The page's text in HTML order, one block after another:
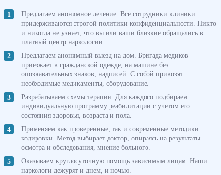
Предлагаем анонимное лечение. Все сотрудники клиники
придерживаются строгой политики конфиденциальности. Никто
и никогда не узнает, что вы или ваши близкие обращались в
платный центр наркологии.
Предлагаем анонимный выезд на дом. Бригада медиков
приезжает в гражданской одежде, на машине без
опознавательных знаков, надписей. С собой привозят
необходимые медикаменты, оборудование.
Разрабатываем схемы терапии. Для каждого подбираем
индивидуальную программу реабилитации с учетом его
состояния здоровья, возраста и пола.
Применяем как проверенные, так и современные методики
кодировки. Метод выбирает доктор, опираясь на результаты
осмотра и обследования, мнение больного.
Оказываем круглосуточную помощь зависимым лицам. Наши
наркологи дежурят и днем, и ночью.